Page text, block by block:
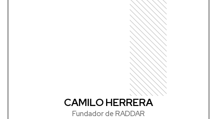
CAMILO HERRERA
Fundador de RADDAR